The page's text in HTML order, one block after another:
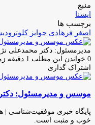
منبع
ایسنا
برچسب ها
اصغر فرهادی جوایز
مدیرمسئول: دکتر محمدعلی
0 خواندن این مطلب 1 دقیقه زمان میبرد
اشتراک گذاری
فیس
توئیتر
لینکدین
واتس
تلگرام
اشتراک
از
ایمیل
چاپ
موسس و مدیرمسئول: دکتر
پایگاه خبری موفقیت‌شناسی |
خوب و مثبت است.